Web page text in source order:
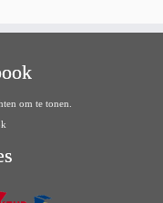
om te tonen.